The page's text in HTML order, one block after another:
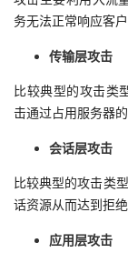
动
关
的
开
发
学
我
的
Programs
我
的
持
务无法正常响应客户
传输层攻击
比较典型的攻击类
击通过占用服务器
会话层攻击
比较典型的攻击类
话资源从而达到拒绝
应用层攻击